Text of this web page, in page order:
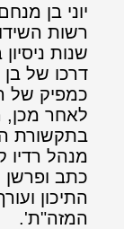
יוני בן
רשות
שנות
דרכו של
כמפיק של
לאחר מכן,
בתקשורת
מנהל רדיו
כתב ופרשן
התיכון
המזה"ת'.